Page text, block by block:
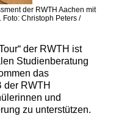
der RWTH Aachen mit
Christoph Peters /
der RWTH ist
Studienberatung
das
der RWTH
und
zu unterstützen.